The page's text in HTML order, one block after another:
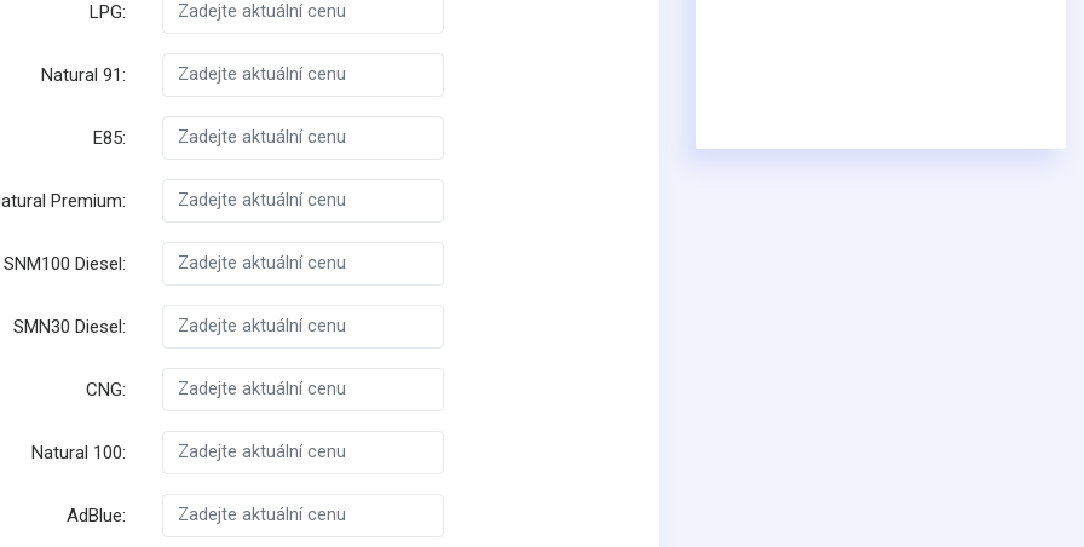
LPG:
Natural 91:
E85:
Premium:
SNM100 Diesel:
SMN30 Diesel:
CNG:
Natural 100:
AdBlue: